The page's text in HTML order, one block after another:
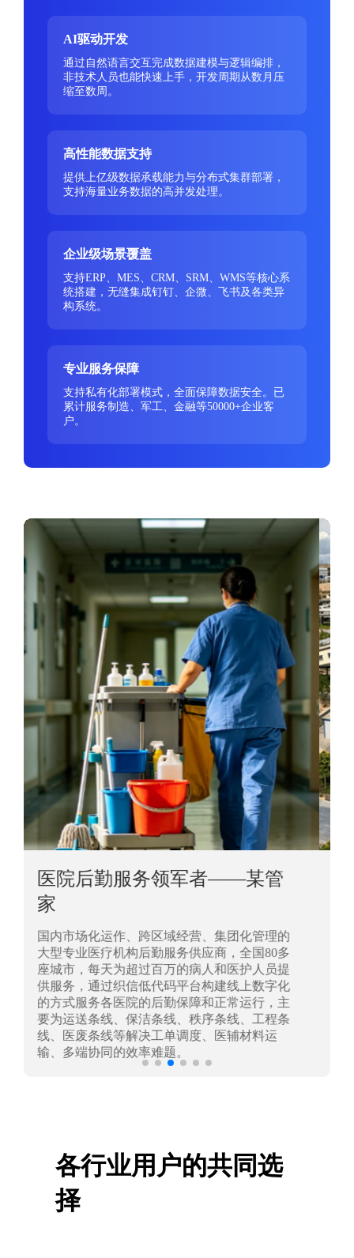
AI驱动开发
通过自然语言交互完成数据建模与逻辑编排，
非技术人员也能快速上手，开发周期从数月压
缩至数周。
高性能数据支持
提供上亿级数据承载能力与分布式集群部署，
支持海量业务数据的高并发处理。
企业级场景覆盖
支持ERP、MES、CRM、SRM、WMS等核心系
统搭建，无缝集成钉钉、企微、飞书及各类异
构系统。
专业服务保障
支持私有化部署模式，全面保障数据安全。已
累计服务制造、军工、金融等50000+企业客
户。
中国兵器工业集团——银光化
学
国家“一五”期间156个重点项目之一。属于国
家高新技术企业，在信息化升级建设中，存在
大量“小、散、碎”的信息化需求，需要投入大
量人力资源进行开发，通过引入织信低代码平
台，解决当下遇到的各类业务难题，提升整体
的IT研发效率。
各行业用户的共同选
择